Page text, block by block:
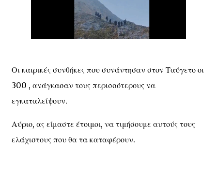
Οι καιρικές συνθήκες που συνάντησαν στον Ταΰγετο οι
300 , ανάγκασαν τους περισσότερους να
εγκαταλείψουν.
Αύριο, ας είμαστε έτοιμοι, να τιμήσουμε αυτούς τους
ελάχιστους που θα τα καταφέρουν.